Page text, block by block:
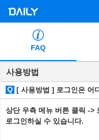
FAQ
사용방법
Q [ 사용방법 ] 로그인은 어
상단 우측 메뉴 버튼 클릭 ->
로그인하실 수 있습니다.